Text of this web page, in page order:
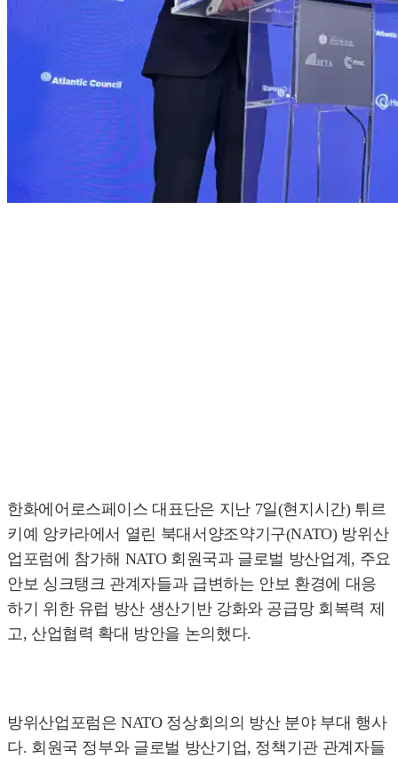
한화에어로스페이스 대표단은 지난 7일(현지시간) 튀르
키예 앙카라에서 열린 북대서양조약기구(NATO) 방위산
업포럼에 참가해 NATO 회원국과 글로벌 방산업계, 주요
안보 싱크탱크 관계자들과 급변하는 안보 환경에 대응
하기 위한 유럽 방산 생산기반 강화와 공급망 회복력 제
고, 산업협력 확대 방안을 논의했다.
방위산업포럼은 NATO 정상회의의 방산 분야 부대 행사
다. 회원국 정부와 글로벌 방산기업, 정책기관 관계자들